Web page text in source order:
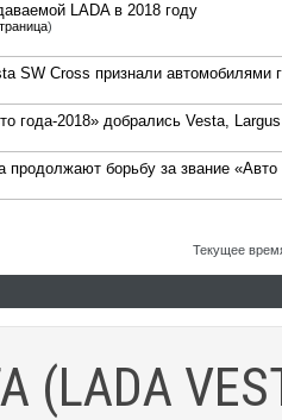
LADA в 2018 году
)
SW Cross признали автомобилями
года-2018» добрались Vesta,
продолжают борьбу за звание «Авто
Текущее